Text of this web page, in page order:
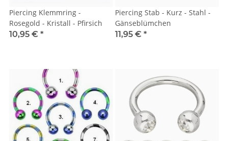
Piercing Klemmring -
Rosegold - Kristall - Pfirsich
10,95 € *
Piercing Stab - Kurz - Stahl -
Gänseblümchen
11,95 € *